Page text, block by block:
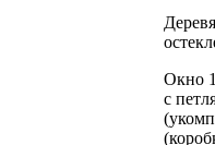
Окно
с